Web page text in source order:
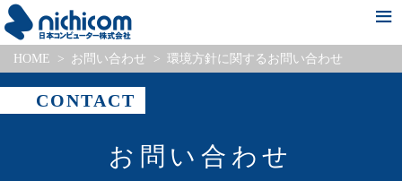
新着情報
会社情報
事業・サービス紹介
Pick Up Project
採用情報
HOME お問い合わせ 環境方針に関するお問い合わせ
CONTACT
お問い合わせ